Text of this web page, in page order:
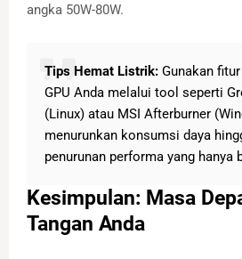
angka 50W-80W.
Tips Hemat Listrik: Gunakan fitur
GPU Anda melalui tool seperti
(Linux) atau MSI Afterburner
menurunkan konsumsi daya
penurunan performa yang hanya
Kesimpulan: Masa
Tangan Anda